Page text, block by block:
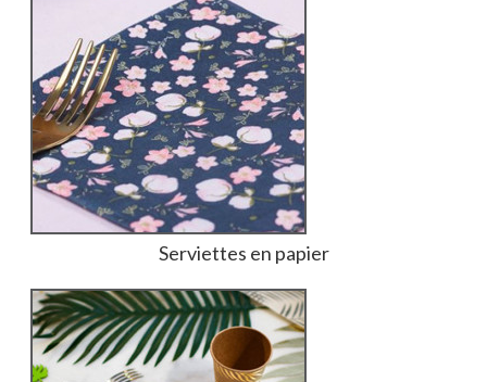
Serviettes en papier